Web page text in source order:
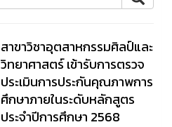
สาขาวิชาอุตสาหกรรมศิลป์และ
วิทยาศาสตร์ เข้ารับการตรวจ
ประเมินการประกันคุณภาพการ
ศึกษาภายในระดับหลักสูตร
ประจำปีการศึกษา 2568